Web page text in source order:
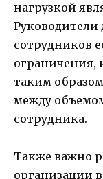
нагрузкой
Руководители
сотрудников
ограничения,
таким
между
сотрудника.
Также важно
организации